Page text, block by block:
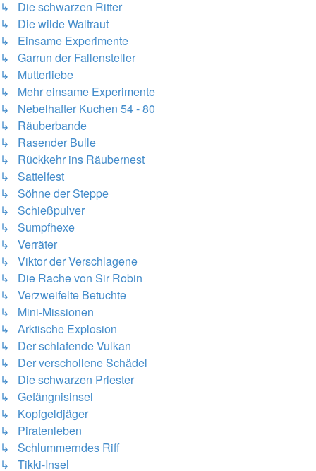
↳ Die schwarzen Ritter
↳ Die wilde Waltraut
↳ Einsame Experimente
↳ Garrun der Fallensteller
↳ Mutterliebe
↳ Mehr einsame Experimente
↳ Nebelhafter Kuchen 54 - 80
↳ Räuberbande
↳ Rasender Bulle
↳ Rückkehr ins Räubernest
↳ Sattelfest
↳ Söhne der Steppe
↳ Schießpulver
↳ Sumpfhexe
↳ Verräter
↳ Viktor der Verschlagene
↳ Die Rache von Sir Robin
↳ Verzweifelte Betuchte
↳ Mini-Missionen
↳ Arktische Explosion
↳ Der schlafende Vulkan
↳ Der verschollene Schädel
↳ Die schwarzen Priester
↳ Gefängnisinsel
↳ Kopfgeldjäger
↳ Piratenleben
↳ Schlummerndes Riff
↳ Tikki-Insel